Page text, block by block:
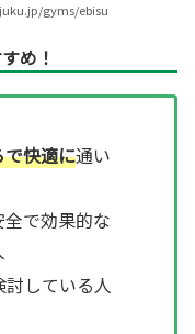
gyms/ebisu
め！
で快適に通い
で効果的な
討している人